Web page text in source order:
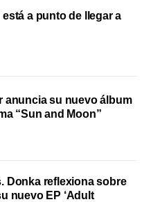
está a punto de llegar a
anuncia su nuevo álbum
“Sun and Moon”
Donka reflexiona sobre
nuevo EP ‘Adult